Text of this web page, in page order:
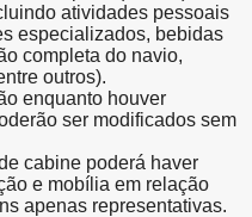
atividades pessoais
especializados, bebidas
completa do navio,
outros).
enquanto houver
ser modificados sem
cabine poderá haver
e mobília em relação
apenas representativas.